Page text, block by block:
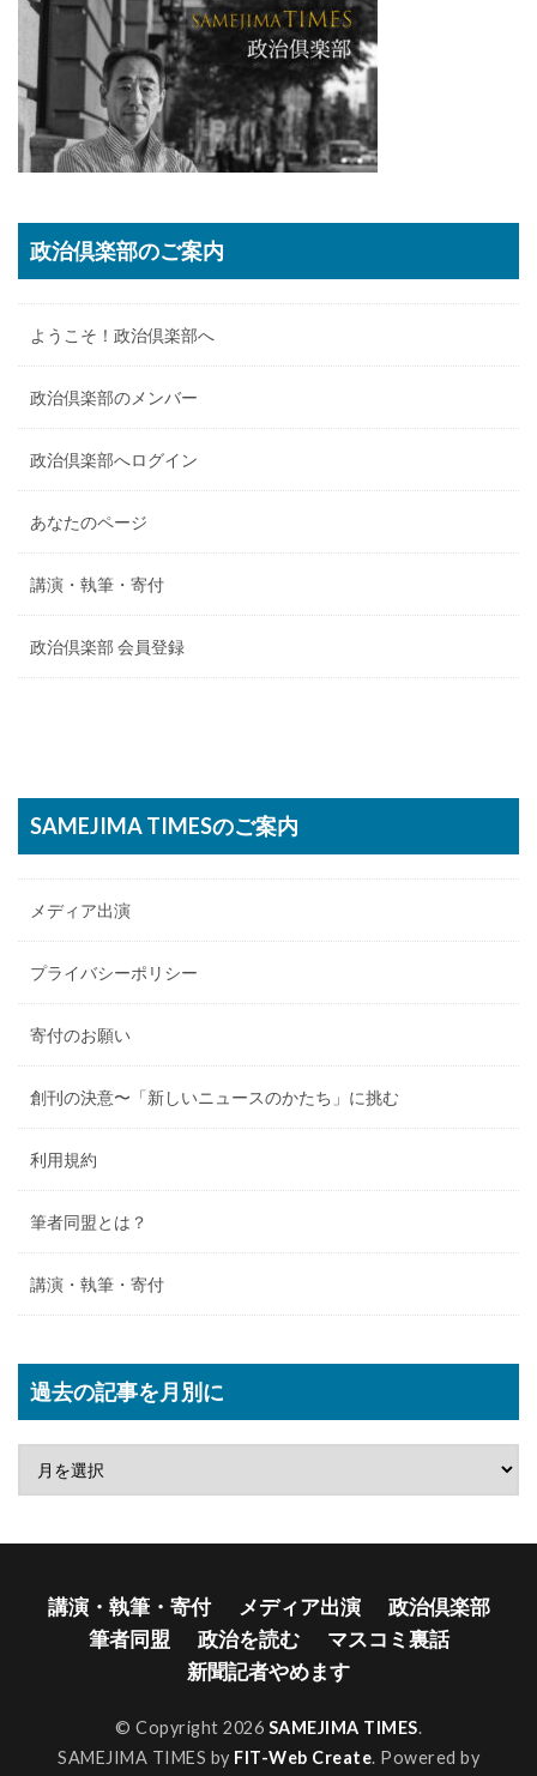
政治倶楽部のご案内
ようこそ！政治倶楽部へ
政治倶楽部のメンバー
政治倶楽部へログイン
あなたのページ
講演・執筆・寄付
政治倶楽部 会員登録
SAMEJIMA TIMESのご案内
メディア出演
プライバシーポリシー
寄付のお願い
創刊の決意〜「新しいニュースのかたち」に挑む
利用規約
筆者同盟とは？
講演・執筆・寄付
過去の記事を月別に
講演・執筆・寄付 メディア出演
政治倶楽部
筆者同盟
政治を読む
マスコミ裏話
新聞記者やめます
© Copyright 2026 SAMEJIMA TIMES.
SAMEJIMA TIMES by FIT-Web Create. Powered by